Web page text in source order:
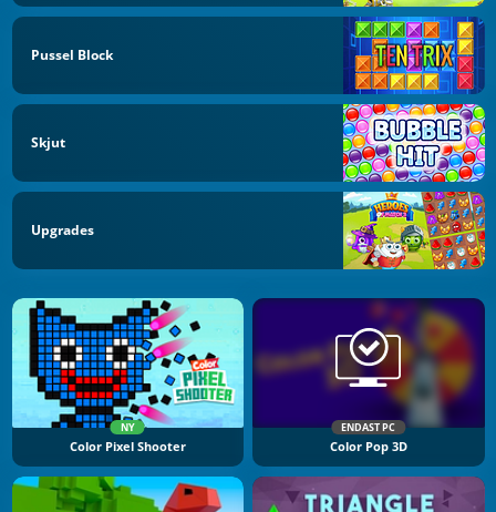
Pussel Block
Skjut
Upgrades
NY
Color Pixel Shooter
ENDAST PC
Color Pop 3D